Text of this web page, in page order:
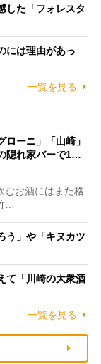
した「フォレスタ
には理由があっ
一覧を見る
ローニ」「山崎」
隠れ家バーで1…
お酒にはまた格
…
う」や「キヌカツ
て「川崎の大衆酒
一覧を見る